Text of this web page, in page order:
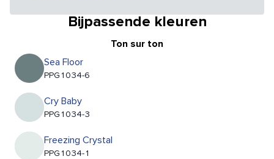
Bijpassende kleuren
Ton sur ton
Sea Floor
PPG1034-6
Cry Baby
PPG1034-3
Freezing Crystal
PPG1034-1